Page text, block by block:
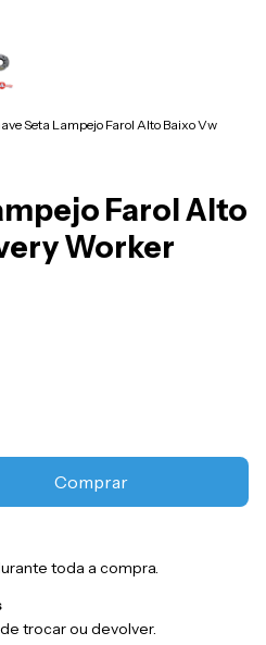
Seta Lampejo Farol Alto Baixo Vw
Farol Alto
Worker
toda a compra.
trocar ou devolver.